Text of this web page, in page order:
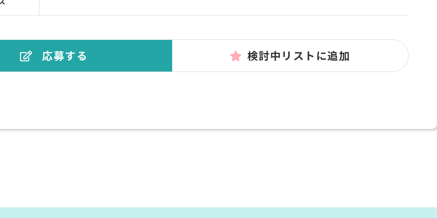
応募する 検討中リストに追加